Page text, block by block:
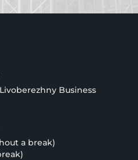
Business
a break)